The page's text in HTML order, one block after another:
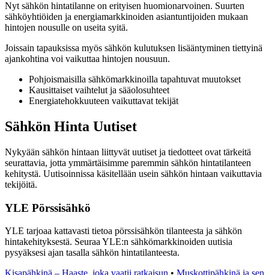
Nyt sähkön hintatilanne on erityisen huomionarvoinen. Suurten
sähköyhtiöiden ja energiamarkkinoiden asiantuntijoiden mukaan
hintojen nousulle on useita syitä.
Joissain tapauksissa myös sähkön kulutuksen lisääntyminen tiettyinä
ajankohtina voi vaikuttaa hintojen nousuun.
Pohjoismaisilla sähkömarkkinoilla tapahtuvat muutokset
Kausittaiset vaihtelut ja sääolosuhteet
Energiatehokkuuteen vaikuttavat tekijät
Sähkön Hinta Uutiset
Nykyään sähkön hintaan liittyvät uutiset ja tiedotteet ovat tärkeitä
seurattavia, jotta ymmärtäisimme paremmin sähkön hintatilanteen
kehitystä. Uutisoinnissa käsitellään usein sähkön hintaan vaikuttavia
tekijöitä.
YLE Pörssisähkö
YLE tarjoaa kattavasti tietoa pörssisähkön tilanteesta ja sähkön
hintakehityksestä. Seuraa YLE:n sähkömarkkinoiden uutisia
pysyäksesi ajan tasalla sähkön hintatilanteesta.